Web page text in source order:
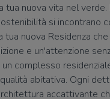
tua nuova vita nel
si incontrano
tua nuova Residenza
e un'attenzione
un complesso
abitativa. Ogni
accattivante